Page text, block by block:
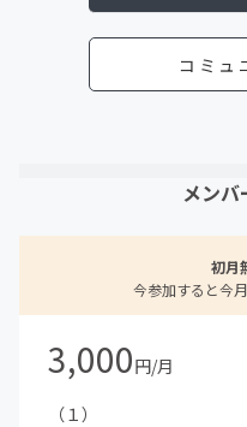
コミュ
メンバ
初月
今参加すると今
3,000円/月
（１）